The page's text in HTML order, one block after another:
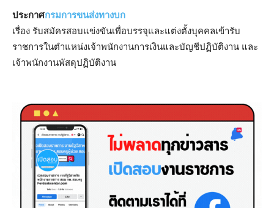
ประกาศกรมการขนส่งทางบก
เรื่อง รับสมัครสอบแข่งขันเพื่อบรรจุและแต่งตั้งบุคคลเข้ารับ
ราชการในตำแหน่งเจ้าพนักงานการเงินและบัญชีปฏิบัติงาน และ
เจ้าพนักงานพัสดุปฏิบัติงาน